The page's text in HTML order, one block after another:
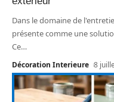
Dans le domaine de
présente comme une
Ce…
Décoration Interieure 8